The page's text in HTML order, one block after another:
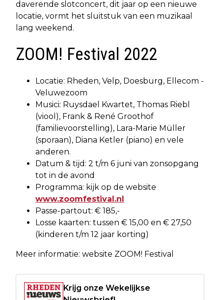
daverende slotconcert, dit jaar op een nieuwe
locatie, vormt het sluitstuk van een muzikaal
lang weekend.
ZOOM! Festival 2022
Locatie: Rheden, Velp, Doesburg, Ellecom -
Veluwezoom
Musici: Ruysdael Kwartet, Thomas Riebl
(viool), Frank & René Groothof
(familievoorstelling), Lara-Marie Müller
(sporaan), Diana Ketler (piano) en vele
anderen.
Datum & tijd: 2 t/m 6 juni van zonsopgang
tot in de avond
Programma: kijk op de website
www.zoomfestival.nl
Passe-partout: € 185,-
Losse kaarten: tussen € 15,00 en € 27,50
(kinderen t/m 12 jaar korting)
Meer informatie: website ZOOM! Festival
Krijg onze Wekelijkse